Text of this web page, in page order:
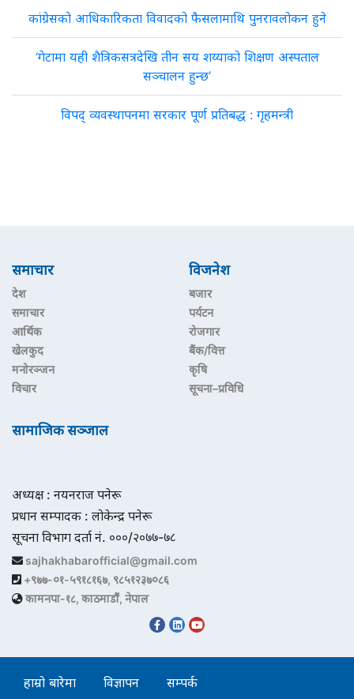
कांग्रेसको आधिकारिकता विवादको फैसलामाथि पुनरावलोकन हुने
‘गेटामा यही शैत्रिकसत्रदेखि तीन सय शय्याको शिक्षण अस्पताल
सञ्चालन हुन्छ’
विपद् व्यवस्थापनमा सरकार पूर्ण प्रतिबद्ध : गृहमन्त्री
समाचार
देश
समाचार
आर्थिक
खेलकुद
मनोरञ्जन
विचार
विजनेश
बजार
पर्यटन
रोजगार
बैंक/वित्त
कृषि
सूचना–प्रविधि
सामाजिक सञ्जाल
अध्यक्ष : नयनराज पनेरू
प्रधान सम्पादक : लोकेन्द्र पनेरू
सूचना विभाग दर्ता नं. ०००/२०७७-७८
sajhakhabarofficial@gmail.com
+९७७-०१-५९१८१६७, ९८५१२३७०८६
कामनपा-१८, काठमाडौं, नेपाल
हाम्रो बारेमा विज्ञापन सम्पर्क